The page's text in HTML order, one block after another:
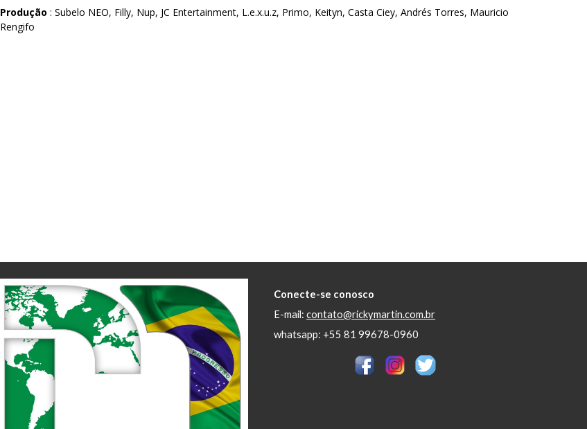
Produção:Subelo NEO, Filly, Nup, JC Entertainment, L.e.x.u.z, Primo, Keityn, Casta Ciey, Andrés Torres, Mauricio
Rengifo
Conecte-se conosco
E-mail:contato@rickymartin.com.br
whatsapp: +55 81 99678-0960